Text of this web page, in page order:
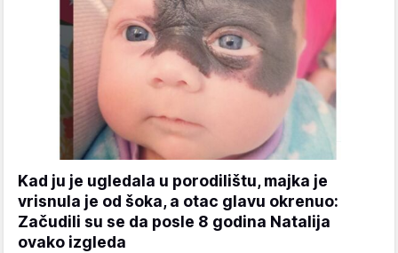
Kad ju je ugledala u porodilištu, majka je
vrisnula je od šoka, a otac glavu okrenuo:
Začudili su se da posle 8 godina Natalija
ovako izgleda